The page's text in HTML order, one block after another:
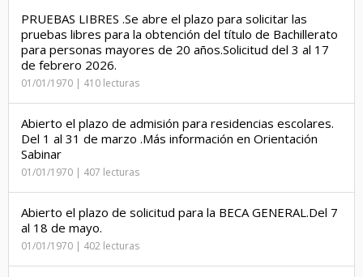
PRUEBAS LIBRES .Se abre el plazo para solicitar las
pruebas libres para la obtención del título de Bachillerato
para personas mayores de 20 años.Solicitud del 3 al 17
de febrero 2026.
01/01/1970 | 410 lecturas
Abierto el plazo de admisión para residencias escolares.
Del 1 al 31 de marzo .Más información en Orientación
Sabinar
01/01/1970 | 407 lecturas
Abierto el plazo de solicitud para la BECA GENERAL.Del 7
al 18 de mayo.
01/01/1970 | 402 lecturas